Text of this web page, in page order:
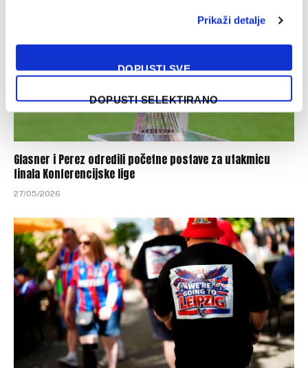
Prikaži detalje
DOPUSTI SVE
DOPUSTI SELEKTIRANO
Glasner i Perez odredili početne postave za utakmicu
finala Konferencijske lige
27/05/2026